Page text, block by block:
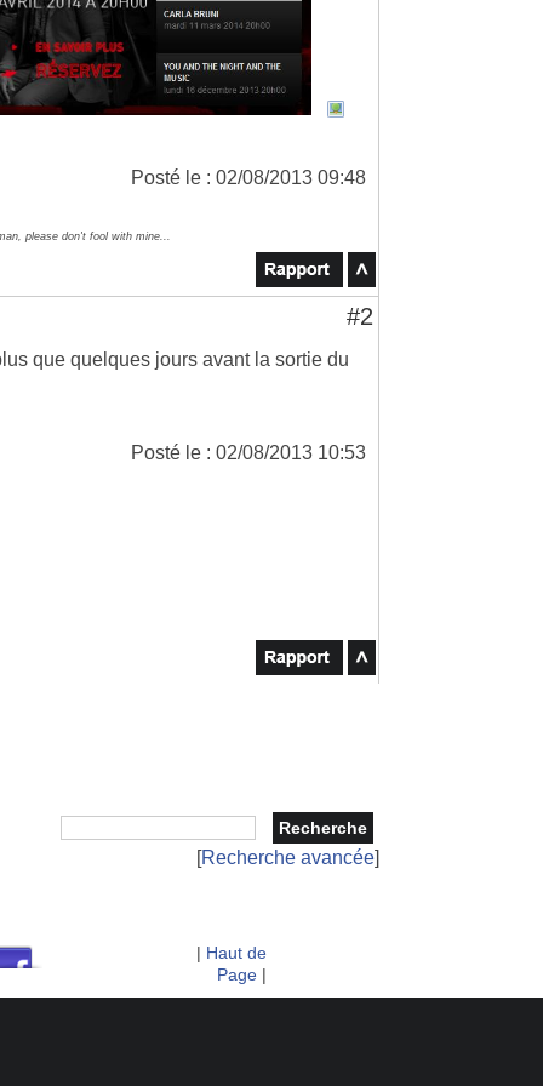
Posté le : 02/08/2013 09:48
please don't fool with mine...
#2
que quelques jours avant la sortie du
Posté le : 02/08/2013 10:53
[Recherche avancée]
| Haut de
Page|